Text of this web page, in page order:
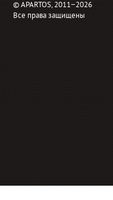
© APARTOS, 2011−2026
Все права защищены